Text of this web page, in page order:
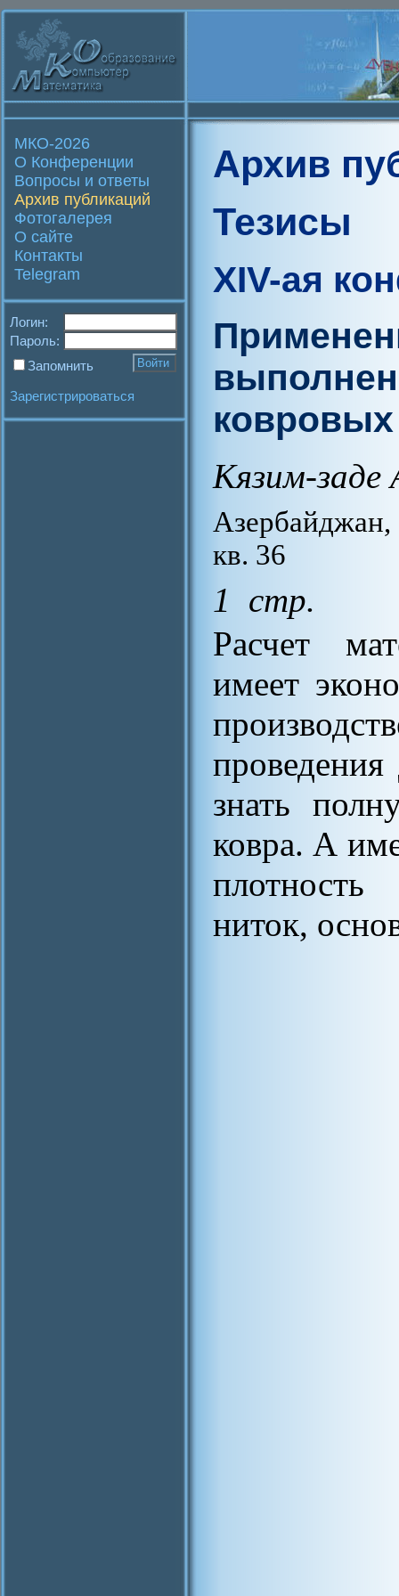
МКО-2026
О Конференции
Вопросы и ответы
Архив публикаций
Фотогалерея
О сайте
Контакты
Telegram
Логин:
Пароль:
Запомнить
Зарегистрироваться
Архив
Тезисы
XIV-ая
Кязим-заде
кв. 36
1 стр.
Расчет
имеет
знать
ковра. А
ниток,